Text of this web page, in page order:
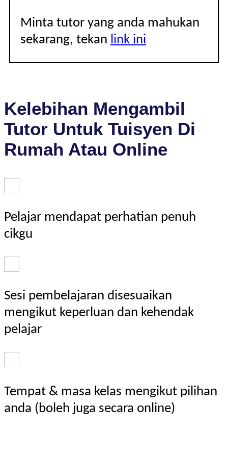
Minta tutor yang anda mahukan
sekarang, tekan link ini
Kelebihan Mengambil
Tutor Untuk Tuisyen Di
Rumah Atau Online
Pelajar mendapat perhatian penuh
cikgu
Sesi pembelajaran disesuaikan
mengikut keperluan dan kehendak
pelajar
Tempat & masa kelas mengikut pilihan
anda (boleh juga secara online)